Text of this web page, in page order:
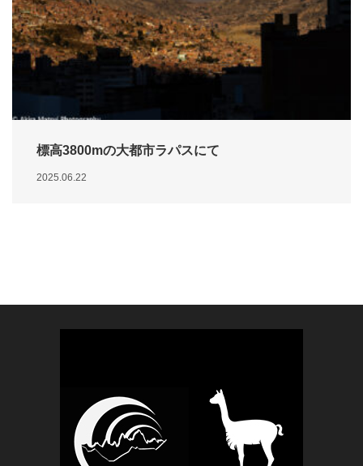
標高3800mの大都市ラパスにて
2025.06.22